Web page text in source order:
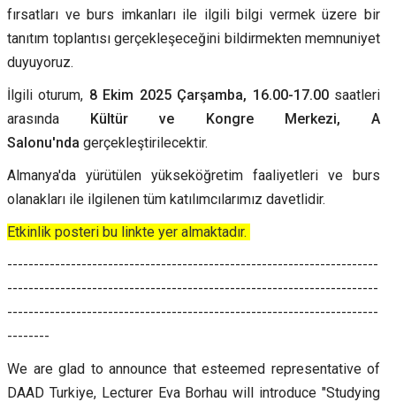
fırsatları ve burs imkanları ile ilgili bilgi vermek üzere bir
tanıtım toplantısı gerçekleşeceğini bildirmekten memnuniyet
duyuyoruz.
İlgili oturum, 8 Ekim 2025 Çarşamba, 16.00-17.00saatleri
arasında Kültür ve Kongre Merkezi, A
Salonu'nda gerçekleştirilecektir.
Almanya'da yürütülen yükseköğretim faaliyetleri ve burs
olanakları ile ilgilenen tüm katılımcılarımız davetlidir.
Etkinlik posteri bu linkte yer almaktadır.
----------------------------------------------------------------------
----------------------------------------------------------------------
----------------------------------------------------------------------
--------
We are glad to announce that esteemed representative of
DAAD Turkiye, Lecturer Eva Borhau will introduce "Studying